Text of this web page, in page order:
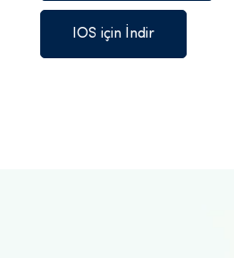
IOS için İndir